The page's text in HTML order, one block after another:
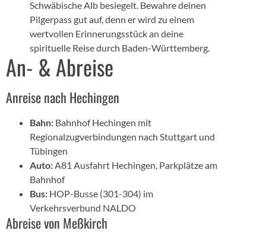
Schwäbische Alb besiegelt. Bewahre deinen
Pilgerpass gut auf, denn er wird zu einem
wertvollen Erinnerungsstück an deine
spirituelle Reise durch Baden-Württemberg.
An- & Abreise
Anreise nach Hechingen
Bahn: Bahnhof Hechingen mit
Regionalzugverbindungen nach Stuttgart und
Tübingen
Auto:A81 Ausfahrt Hechingen, Parkplätze am
Bahnhof
Bus: HOP-Busse (301-304) im
Verkehrsverbund NALDO
Abreise von Meßkirch